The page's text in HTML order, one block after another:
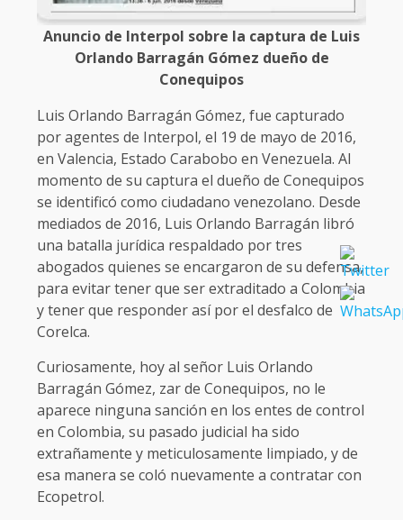
Anuncio de Interpol sobre la captura de Luis
Orlando Barragán Gómez dueño de
Conequipos
Luis Orlando Barragán Gómez, fue capturado
por agentes de Interpol, el 19 de mayo de 2016,
en Valencia, Estado Carabobo en Venezuela. Al
momento de su captura el dueño de Conequipos
se identificó como ciudadano venezolano. Desde
mediados de 2016, Luis Orlando Barragán libró
una batalla jurídica respaldado por tres
abogados quienes se encargaron de su defensa,
para evitar tener que ser extraditado a Colombia
y tener que responder así por el desfalco de
Corelca.
Curiosamente, hoy al señor Luis Orlando
Barragán Gómez, zar de Conequipos, no le
aparece ninguna sanción en los entes de control
en Colombia, su pasado judicial ha sido
extrañamente y meticulosamente limpiado, y de
esa manera se coló nuevamente a contratar con
Ecopetrol.